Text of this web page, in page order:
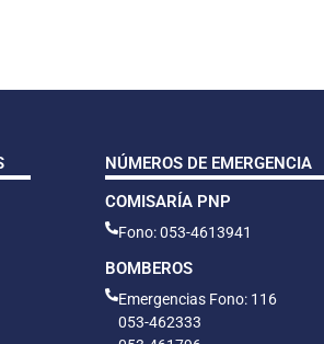
NÚMEROS DE EMERGENCIA
COMISARÍA PNP
Fono: 053-4613941
BOMBEROS
Emergencias Fono: 116
053-462333